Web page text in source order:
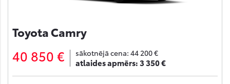
Toyota Camry
40 850 € sākotnējā cena: 44 200 €
atlaides apmērs:3 350 €